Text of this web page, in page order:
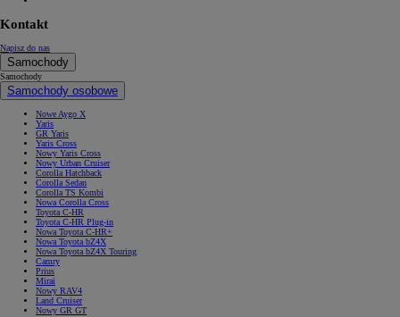
Kontakt
Napisz do nas
Samochody
Samochody
Samochody osobowe
Nowe Aygo X
Yaris
GR Yaris
Yaris Cross
Nowy Yaris Cross
Nowy Urban Cruiser
Corolla Hatchback
Corolla Sedan
Corolla TS Kombi
Nowa Corolla Cross
Toyota C-HR
Toyota C-HR Plug-in
Nowa Toyota C-HR+
Nowa Toyota bZ4X
Nowa Toyota bZ4X Touring
Camry
Prius
Mirai
Nowy RAV4
Land Cruiser
Nowy GR GT